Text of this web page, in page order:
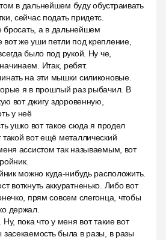
в дальнейшем буду обустраивать
сейчас подать придетс.
бросать, а в дальнейшем
вот же уши петли под крепление,
было под рукой. Ну че,
Итак, ребят.
на эти мышки силиконовые.
я в прошлый раз рыбачил. В
вот джигу здоровенную,
у неё
ушко вот такое сюда я продел
такой вот ещё металлический
ассистом так называемым, вот
можно куда-нибудь расположить.
воткнуть аккуратненько. Либо вот
прям совсем слегонца, чтобы
держал.
пока что у меня вот такие вот
засекаемость была в разы, в разы